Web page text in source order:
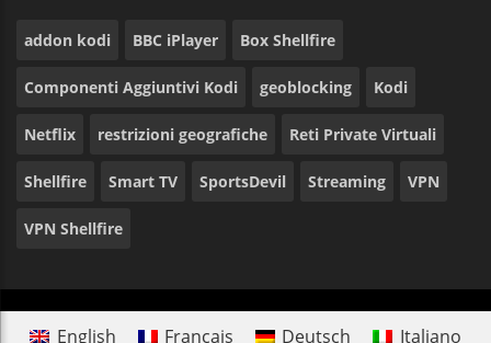
addon kodi BBC iPlayer Box Shellfire
Componenti Aggiuntivi Kodi geoblocking Kodi
Netflix restrizioni geografiche Reti Private Virtuali
Shellfire Smart TV SportsDevil Streaming VPN
VPN Shellfire
English Français Deutsch Italiano